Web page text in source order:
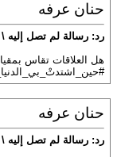
حنان عرفه
رد: رسالة لم تصل إليه \
‏هل العلاقات تقاس
حنان عرفه
رد: رسالة لم تصل إليه \